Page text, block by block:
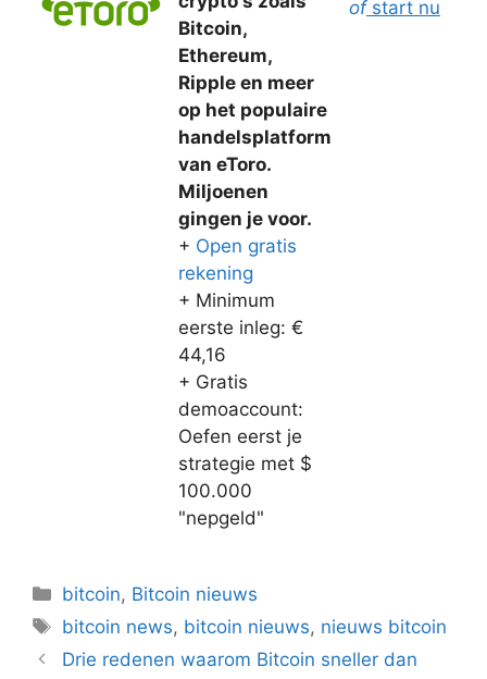
Bitcoin,
Ethereum,
Ripple en meer
op het populaire
handelsplatform
van eToro.
Miljoenen
gingen je voor.
+ Open gratis
rekening
+ Minimum
eerste inleg: €
44,16
+ Gratis
demoaccount:
Oefen eerst je
strategie met $
100.000
"nepgeld"
ofstart nu
Categorieën
bitcoin, Bitcoin nieuws
Tags
bitcoin news, bitcoin nieuws, nieuws bitcoin
Berichtnavigatie
Drie redenen waarom Bitcoin sneller dan